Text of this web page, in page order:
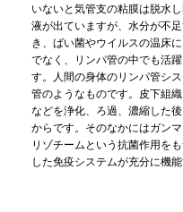
いないと気管支の粘膜は脱水
液が出ていますが、水分が不
き、ばい菌やウイルスの温床
でなく、リンパ管の中でも活
す。人間の身体のリンパ管シ
管のようなものです。皮下組
などを浄化、ろ過、濃縮した
からです。そのなかにはガン
リゾチームという抗菌作用を
した免疫システムが充分に機